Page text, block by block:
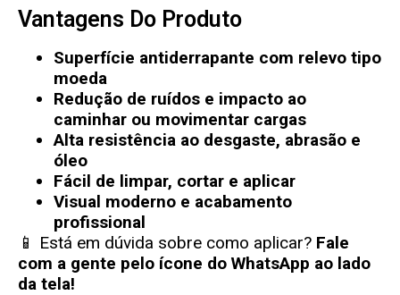
Vantagens Do Produto
Superfície antiderrapante com relevo tipo
moeda
Redução de ruídos e impacto ao
caminhar ou movimentar cargas
Alta resistência ao desgaste, abrasão e
óleo
Fácil de limpar, cortar e aplicar
Visual moderno e acabamento
profissional
📱 Está em dúvida sobre como aplicar? Fale
com a gente pelo ícone do WhatsApp ao lado
da tela!